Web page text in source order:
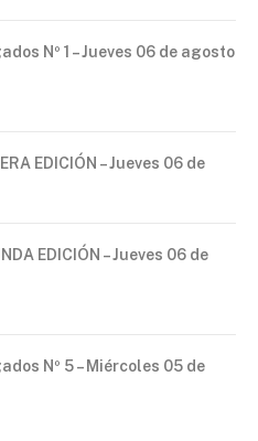
Nº 1 – Jueves 06 de agosto
EDICIÓN – Jueves 06 de
EDICIÓN – Jueves 06 de
Nº 5 – Miércoles 05 de